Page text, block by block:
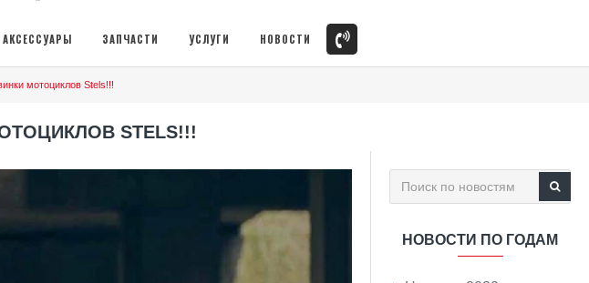
АКСЕССУАРЫ ЗАПЧАСТИ УСЛУГИ НОВОСТИ
мотоциклов Stels!!!
STELS!!!
НОВОСТИ ПО ГОДАМ